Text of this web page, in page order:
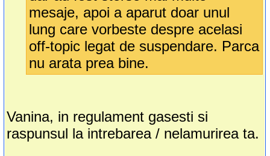
mesaje, apoi a aparut doar unul
lung care vorbeste despre acelasi
off-topic legat de suspendare. Parca
nu arata prea bine.
Vanina, in regulament gasesti si
raspunsul la intrebarea / nelamurirea ta.